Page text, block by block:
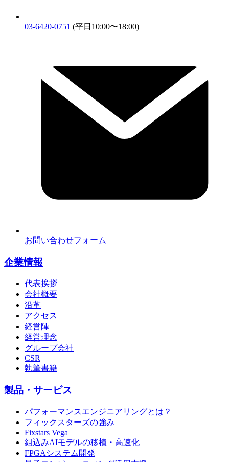
03-6420-0751 (平日10:00〜18:00)
お問い合わせフォーム
企業情報
代表挨拶
会社概要
沿革
アクセス
経営陣
経営理念
グループ会社
CSR
執筆書籍
製品・サービス
パフォーマンスエンジニアリングとは？
フィックスターズの強み
Fixstars Vega
組込みAIモデルの移植・高速化
FPGAシステム開発